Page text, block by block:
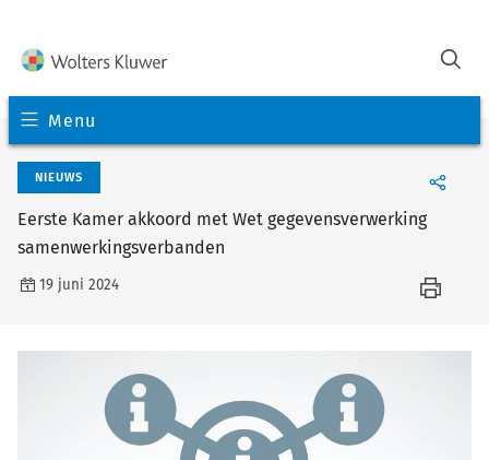
Menu
NIEUWS
Eerste Kamer akkoord met Wet gegevensverwerking
samenwerkingsverbanden
19 juni 2024